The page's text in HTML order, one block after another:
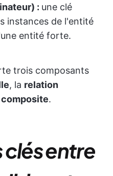
: une clé
instances de l'entité
entité forte.
trois composants
, la relation
.
entre